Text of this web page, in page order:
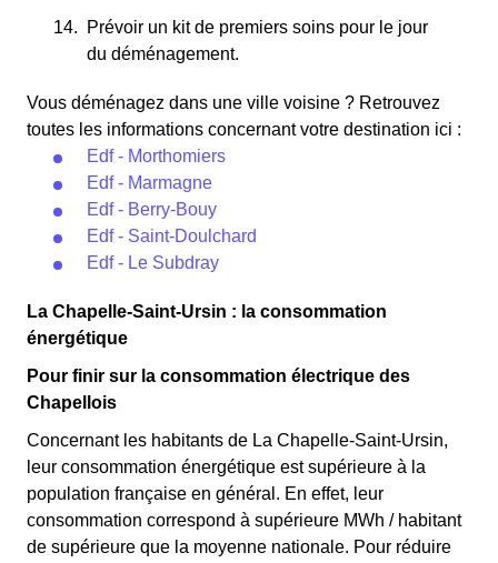
Prévoir un kit de premiers soins pour le jour
du déménagement.
Vous déménagez dans une ville voisine ? Retrouvez
toutes les informations concernant votre destination ici :
Edf - Morthomiers
Edf - Marmagne
Edf - Berry-Bouy
Edf - Saint-Doulchard
Edf - Le Subdray
La Chapelle-Saint-Ursin : la consommation
énergétique
Pour finir sur la consommation électrique des
Chapellois
Concernant les habitants de La Chapelle-Saint-Ursin,
leur consommation énergétique est supérieure à la
population française en général. En effet, leur
consommation correspond à supérieure MWh / habitant
de supérieure que la moyenne nationale. Pour réduire